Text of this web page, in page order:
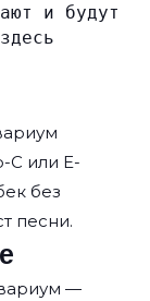
и будут
C или E-
без
песни.
—